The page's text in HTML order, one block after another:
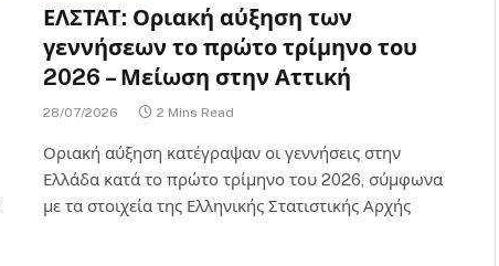
ΕΛΣΤΑΤ: Οριακή αύξηση των
γεννήσεων το πρώτο τρίμηνο του
2026 – Μείωση στην Αττική
28/07/2026 2 Mins Read
Οριακή αύξηση κατέγραψαν οι γεννήσεις στην
Ελλάδα κατά το πρώτο τρίμηνο του 2026, σύμφωνα
με τα στοιχεία της Ελληνικής Στατιστικής Αρχής